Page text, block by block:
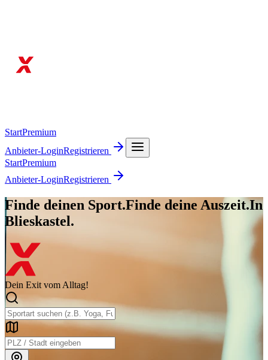
StartPremium
Anbieter-LoginRegistrieren
StartPremium
Anbieter-LoginRegistrieren
Finde deinen Sport.Finde deine Auszeit.In
Blieskastel.
Dein Exit vom Alltag!